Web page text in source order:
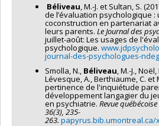
Béliveau, M.-J. et Sultan, S.
de l’évaluation psychologique
coconstruction en partenariat
leurs parents. Le Journal des
juillet-août: Les usages de
psychologique.
journal-des-psychologues-
Smolla, N., Béliveau, M.-J.,
Lévesque, A., Berthiaume, C. et
pertinence de l'inquiétude
développement langagier du
en psychiatrie. Revue
36(3), 235-
263. papyrus.bib.umontreal.ca/